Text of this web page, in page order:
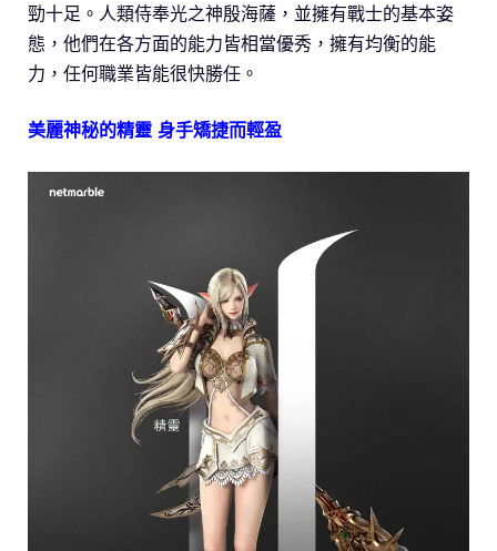
勁十足。人類侍奉光之神殷海薩，並擁有戰士的基本姿
態，他們在各方面的能力皆相當優秀，擁有均衡的能
力，任何職業皆能很快勝任。
美麗神秘的精靈 身手矯捷而輕盈